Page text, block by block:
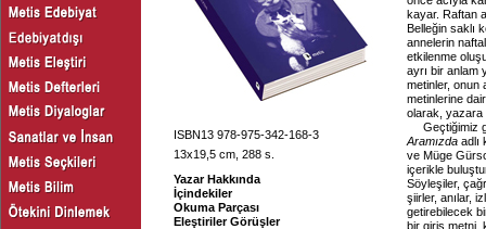
ISBN13 978-975-342-168-3
13x19,5 cm, 288 s.
Yazar Hakkında
İçindekiler
Okuma Parçası
Eleştiriler Görüşler
kayar. Raftan
Belleğin saklı
annelerin
etkilenme
ayrı bir anlam
metinler, onun
metinlerine
olarak, yazara
Geçtiğimiz
Aramızda adlı
ve Müge
içerikle
Söyleşiler,
şiirler, anılar,
getirebilecek
bir giriş metni,